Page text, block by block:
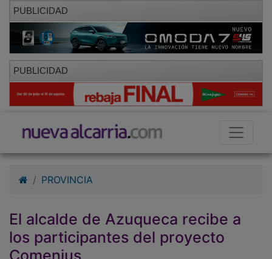
PUBLICIDAD
PUBLICIDAD
PROVINCIA
El alcalde de Azuqueca recibe a
los participantes del proyecto